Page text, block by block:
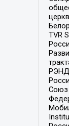
TVR
РЭНД
Союз